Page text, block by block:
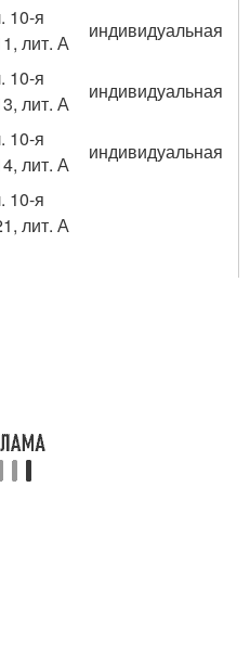
10-я
лит. А
индивидуальная
10-я
лит. А
индивидуальная
10-я
лит. А
индивидуальная
10-я
лит. А